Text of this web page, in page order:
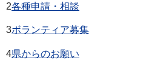
2各種申請・相談
3ボランティア募集
4県からのお願い